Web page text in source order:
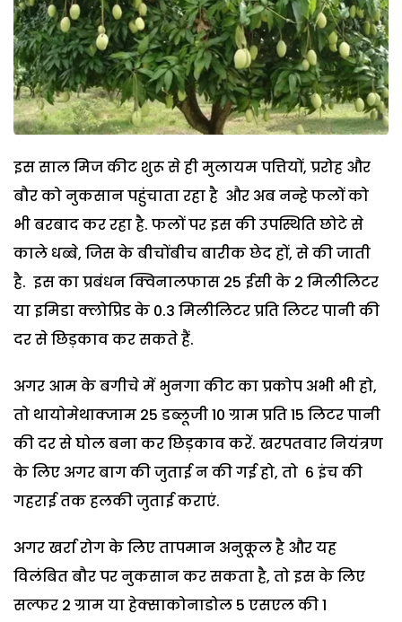
इस साल मिज कीट शुरू से ही मुलायम पत्तियों, प्ररोह और
बौर को नुकसान पहुंचाता रहा है और अब नन्हे फलों को
भी बरबाद कर रहा है. फलों पर इस की उपस्थिति छोटे से
काले धब्बे, जिस के बीचोंबीच बारीक छेद हों, से की जाती
है. इस का प्रबंधन क्विनालफास 25 ईसी के 2 मिलीलिटर
या इमिडा क्लोप्रिड के 0.3 मिलीलिटर प्रति लिटर पानी की
दर से छिड़काव कर सकते हैं.
अगर आम के बगीचे में भुनगा कीट का प्रकोप अभी भी हो,
तो थायोमेथाक्जाम 25 डब्लूजी 10 ग्राम प्रति 15 लिटर पानी
की दर से घोल बना कर छिड़काव करें. खरपतवार नियंत्रण
के लिए अगर बाग की जुताई न की गई हो, तो 6 इंच की
गहराई तक हलकी जुताई कराएं.
अगर खर्रा रोग के लिए तापमान अनुकूल है और यह
विलंबित बौर पर नुकसान कर सकता है, तो इस के लिए
सल्फर 2 ग्राम या हेक्साकोनाडोल 5 एसएल की 1